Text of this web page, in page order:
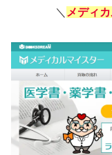
＼ メディ